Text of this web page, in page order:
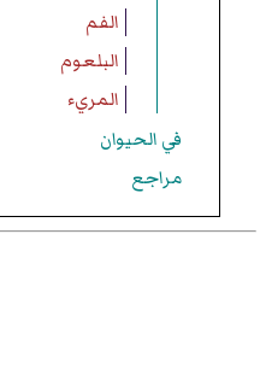
الفم
البلعوم
المريء
في الحيوان
مراجع